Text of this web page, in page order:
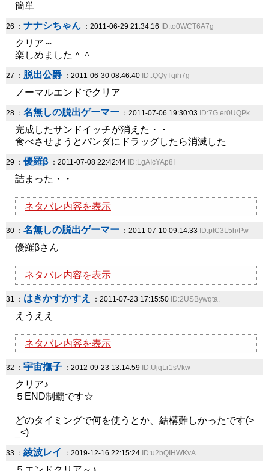
簡単
26 ： ナナシちゃん ：2011-06-29 21:34:16 ID:to0WCT6A7g
クリア～
楽しめました＾＾
27 ： 脱出公爵 ：2011-06-30 08:46:40 ID:.QQyTqih7g
ノーマルエンドでクリア
28 ： 名無しの脱出ゲーマー ：2011-07-06 19:30:03 ID:7G.er0UQPk
完成したサンドイッチが消えた・・
食べさせようとパンダにドラッグしたら消滅した
29 ： 優羅β ：2011-07-08 22:42:44 ID:LgAIcYAp8I
詰まった・・
ネタバレ内容を表示
30 ： 名無しの脱出ゲーマー ：2011-07-10 09:14:33 ID:ptC3L5h/Pw
優羅βさん
ネタバレ内容を表示
31 ： はきかすかすえ ：2011-07-23 17:15:50 ID:2USBywqta.
えうええ
ネタバレ内容を表示
32 ： 宇宙撫子 ：2012-09-23 13:14:59 ID:UjqLr1sVkw
クリア♪
５END制覇です☆
どのタイミングで何を使うとか、結構難しかったです(>
_<)
33 ： 綾波レイ ：2019-12-16 22:15:24 ID:u2bQIHWKvA